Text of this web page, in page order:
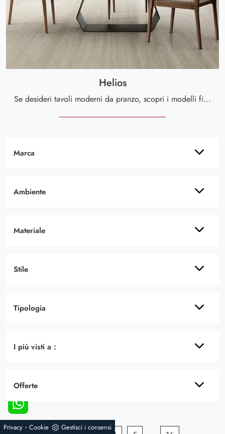
Marca
Ambiente
Materiale
Stile
Tipologia
I più visti a :
Offerte
Helios
Se desideri tavoli moderni da pranzo, scopri i modelli fissi di Le Fablier: clicca e scopri il modello Helios in legno.
Privacy - Cookie Gestisci i consensi